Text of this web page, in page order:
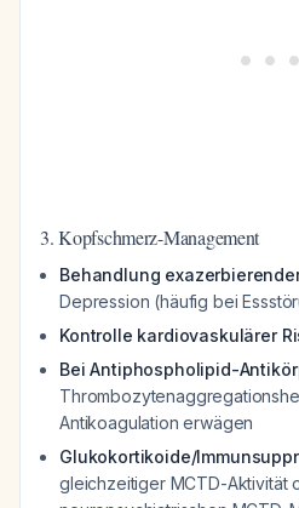
3. Kopfschmerz-Management
Behandlung
Depression (häufig bei
Kontrolle kardiovaskulärer
Bei Antiphospholipid-
Antikoagulation erwägen
Glukokortikoide/
gleichzeitiger MCTD-Aktivität